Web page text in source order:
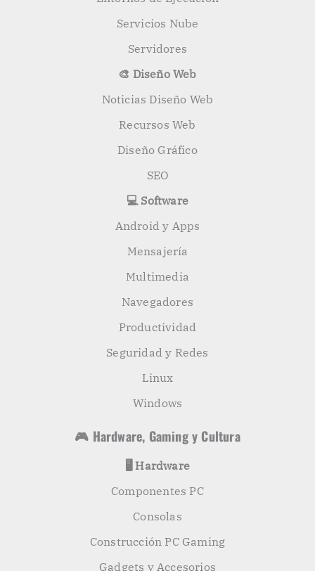
Servicios Nube
Servidores
🎨 Diseño Web
Noticias Diseño Web
Recursos Web
Diseño Gráfico
SEO
💻 Software
Android y Apps
Mensajería
Multimedia
Navegadores
Productividad
Seguridad y Redes
Linux
Windows
🎮 Hardware, Gaming y Cultura
🖥️ Hardware
Componentes PC
Consolas
Construcción PC Gaming
Gadgets y Accesorios